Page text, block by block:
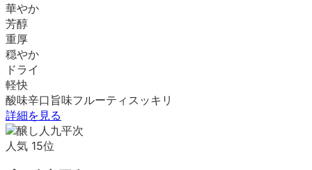
華やか
芳醇
重厚
穏やか
ドライ
軽快
酸味辛口 旨味フルーティ スッキリ
詳細を見る
人気 15位